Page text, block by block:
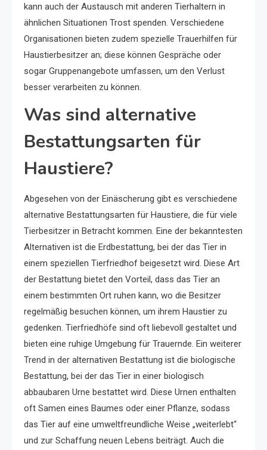
kann auch der Austausch mit anderen Tierhaltern in
ähnlichen Situationen Trost spenden. Verschiedene
Organisationen bieten zudem spezielle Trauerhilfen für
Haustierbesitzer an; diese können Gespräche oder
sogar Gruppenangebote umfassen, um den Verlust
besser verarbeiten zu können.
Was sind alternative
Bestattungsarten für
Haustiere?
Abgesehen von der Einäscherung gibt es verschiedene
alternative Bestattungsarten für Haustiere, die für viele
Tierbesitzer in Betracht kommen. Eine der bekanntesten
Alternativen ist die Erdbestattung, bei der das Tier in
einem speziellen Tierfriedhof beigesetzt wird. Diese Art
der Bestattung bietet den Vorteil, dass das Tier an
einem bestimmten Ort ruhen kann, wo die Besitzer
regelmäßig besuchen können, um ihrem Haustier zu
gedenken. Tierfriedhöfe sind oft liebevoll gestaltet und
bieten eine ruhige Umgebung für Trauernde. Ein weiterer
Trend in der alternativen Bestattung ist die biologische
Bestattung, bei der das Tier in einer biologisch
abbaubaren Urne bestattet wird. Diese Urnen enthalten
oft Samen eines Baumes oder einer Pflanze, sodass
das Tier auf eine umweltfreundliche Weise „weiterlebt“
und zur Schaffung neuen Lebens beiträgt. Auch die